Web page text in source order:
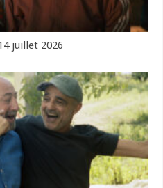
juillet 2026